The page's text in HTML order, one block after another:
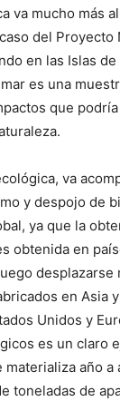
va mucho más
del Proyecto
en las Islas
es una
que
va
y despojo de
ya que la
obtenida en
desplazarse
en Asia
Unidos y
es un claro
año a
toneladas de